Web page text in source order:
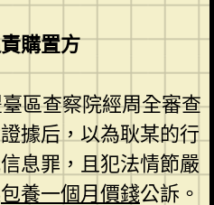
購置方
區查察院經周全審查
據后，以為耿某的行
息罪，且犯法情節嚴
包養一個月價錢公訴。